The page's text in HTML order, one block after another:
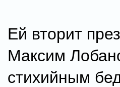
Ей вторит
Максим
стихийным